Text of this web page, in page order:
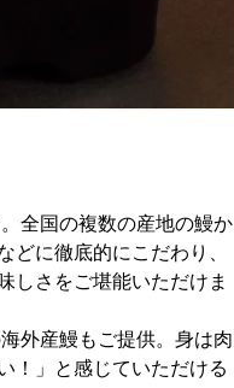
全国の複数の産地の鰻か
どに徹底的にこだわり、
しさをご堪能いただけま
外産鰻もご提供。身は肉
！」と感じていただける